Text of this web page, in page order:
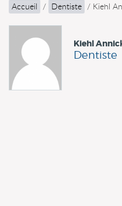
Accueil / Dentiste / Kiehl
Kiehl
Dentiste